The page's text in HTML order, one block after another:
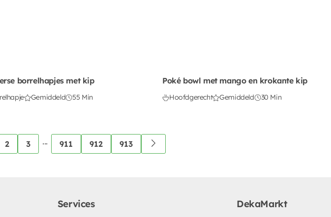
borrelhapjes met kip
Gemiddeld 55 Min
Poké bowl met mango en krokante kip
Hoofdgerecht Gemiddeld 30 Min
2 3 ... 911 912 913
Services DekaMarkt